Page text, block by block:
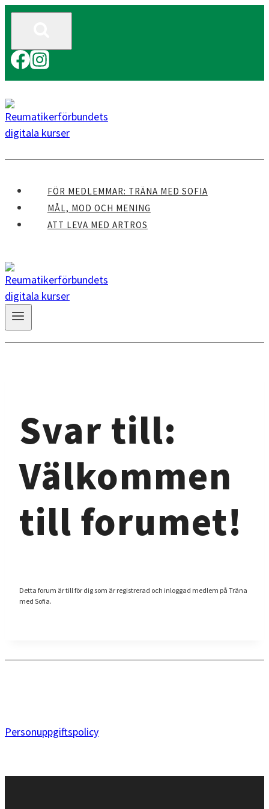
Skip
FÖR MEDLEMMAR: TRÄNA MED SOFIA
MÅL, MOD OCH MENING
ATT LEVA MED ARTROS
Svar till:
Välkommen
till forumet!
Detta forum är till för dig som är registrerad och inloggad medlem på Träna
med Sofia.
Personuppgiftspolicy